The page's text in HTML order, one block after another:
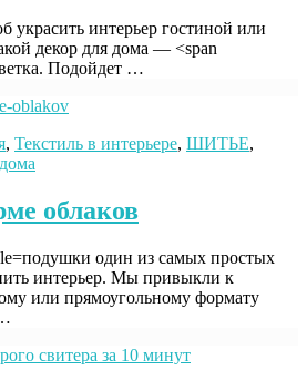
украсить интерьер гостиной или
декор для дома — <span
Подойдет …
, Текстиль в интерьере, ШИТЬЕ,
облаков
один из самых простых
интерьер. Мы привыкли к
или прямоугольному формату